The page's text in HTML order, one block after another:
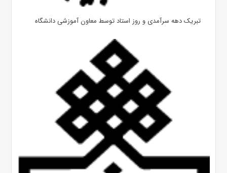
تبریک دهه سرآمدی و روز استاد توسط معاون آموزشی دانشگاه